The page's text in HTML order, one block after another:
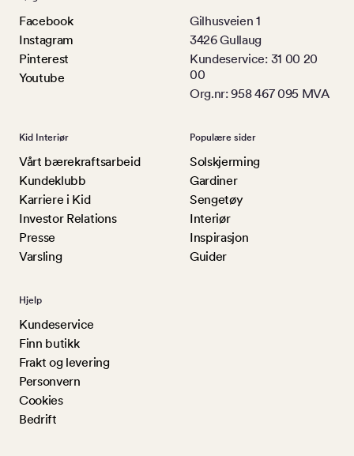
Facebook
Instagram
Pinterest
Youtube
Gilhusveien 1
3426 Gullaug
Kundeservice: 31 00 20
00
Org.nr: 958 467 095 MVA
Kid Interiør
Vårt bærekraftsarbeid
Kundeklubb
Karriere i Kid
Investor Relations
Presse
Varsling
Populære sider
Solskjerming
Gardiner
Sengetøy
Interiør
Inspirasjon
Guider
Hjelp
Kundeservice
Finn butikk
Frakt og levering
Personvern
Cookies
Bedrift